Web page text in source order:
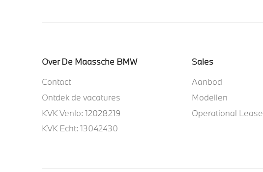
Over De Maassche BMW
Contact
Ontdek de vacatures
KVK Venlo: 12028219
KVK Echt: 13042430
Sales
Aanbod
Modellen
Operational Lease